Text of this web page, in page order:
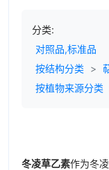
分类:
对照品,标准品
按结构分类 >
按植物来源分类
冬凌草乙素作为冬